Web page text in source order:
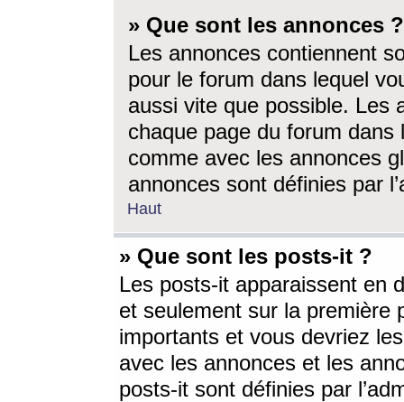
» Que sont les annonces ?
Les annonces contiennent
pour le forum dans lequel
aussi vite que possible. Les
chaque page du forum dans
comme avec les annonces
annonces sont définies par
Haut
» Que sont les posts-it ?
Les posts-it apparaissent en
et seulement sur la première
importants et vous devriez
avec les annonces et les
posts-it sont définies par